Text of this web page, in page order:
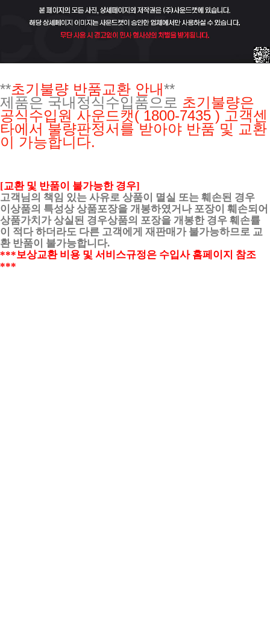
**초기불량 반품교환 안내**
제품은 국내정식수입품으로 초기불량은
공식수입원 사운드캣( 1800-7435 ) 고객센
타에서 불량판정서를 받아야 반품 및 교환
이 가능합니다.
[교환 및 반품이 불가능한 경우]
고객님의 책임 있는 사유로 상품이 멸실 또는 훼손된 경우
이상품의 특성상 상품포장을 개봉하였거나 포장이 훼손되어
상품가치가 상실된 경우상품의 포장을 개봉한 경우 훼손률
이 적다 하더라도 다른 고객에게 재판매가 불가능하므로 교
환 반품이 불가능합니다.
***보상교환 비용 및 서비스규정은 수입사 홈페이지 참조
***